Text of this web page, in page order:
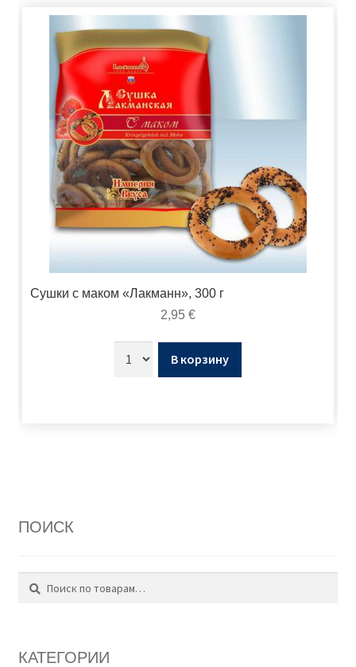
Сушки с маком «Лакманн», 300 г
2,95 €
В корзину
ПОИСК
Поиск
КАТЕГОРИИ